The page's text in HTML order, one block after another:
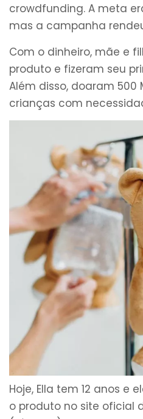
crowdfunding. A meta
mas a campanha
Com o dinheiro, mãe e
produto e fizeram seu
Além disso, doaram 500
crianças com
Hoje, Ella tem 12 anos e
o produto no site oficial